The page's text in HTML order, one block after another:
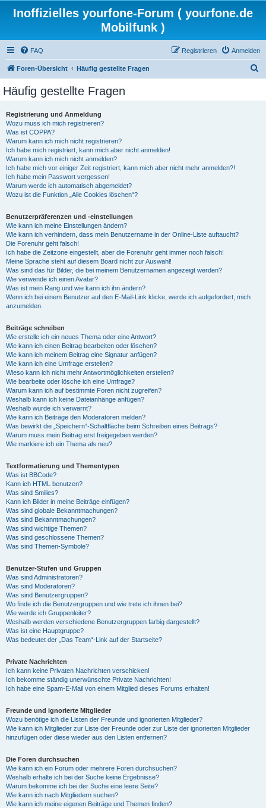
Inoffizielles yourfone-Forum ( yourfone.de
Mobilfunk )
FAQ Anmelden
Registrieren
Foren-Übersicht Häufig gestellte Fragen
Häufig gestellte Fragen
Registrierung und Anmeldung
Wozu muss ich mich registrieren?
Was ist COPPA?
Warum kann ich mich nicht registrieren?
Ich habe mich registriert, kann mich aber nicht anmelden!
Warum kann ich mich nicht anmelden?
Ich habe mich vor einiger Zeit registriert, kann mich aber nicht mehr anmelden?!
Ich habe mein Passwort vergessen!
Warum werde ich automatisch abgemeldet?
Wozu ist die Funktion „Alle Cookies löschen“?
Benutzerpräferenzen und -einstellungen
Wie kann ich meine Einstellungen ändern?
Wie kann ich verhindern, dass mein Benutzername in der Online-Liste auftaucht?
Die Forenuhr geht falsch!
Ich habe die Zeitzone eingestellt, aber die Forenuhr geht immer noch falsch!
Meine Sprache steht auf diesem Board nicht zur Auswahl!
Was sind das für Bilder, die bei meinem Benutzernamen angezeigt werden?
Wie verwende ich einen Avatar?
Was ist mein Rang und wie kann ich ihn ändern?
Wenn ich bei einem Benutzer auf den E-Mail-Link klicke, werde ich aufgefordert, mich
anzumelden.
Beiträge schreiben
Wie erstelle ich ein neues Thema oder eine Antwort?
Wie kann ich einen Beitrag bearbeiten oder löschen?
Wie kann ich meinem Beitrag eine Signatur anfügen?
Wie kann ich eine Umfrage erstellen?
Wieso kann ich nicht mehr Antwortmöglichkeiten erstellen?
Wie bearbeite oder lösche ich eine Umfrage?
Warum kann ich auf bestimmte Foren nicht zugreifen?
Weshalb kann ich keine Dateianhänge anfügen?
Weshalb wurde ich verwarnt?
Wie kann ich Beiträge den Moderatoren melden?
Was bewirkt die „Speichern“-Schaltfläche beim Schreiben eines Beitrags?
Warum muss mein Beitrag erst freigegeben werden?
Wie markiere ich ein Thema als neu?
Textformatierung und Thementypen
Was ist BBCode?
Kann ich HTML benutzen?
Was sind Smilies?
Kann ich Bilder in meine Beiträge einfügen?
Was sind globale Bekanntmachungen?
Was sind Bekanntmachungen?
Was sind wichtige Themen?
Was sind geschlossene Themen?
Was sind Themen-Symbole?
Benutzer-Stufen und Gruppen
Was sind Administratoren?
Was sind Moderatoren?
Was sind Benutzergruppen?
Wo finde ich die Benutzergruppen und wie trete ich ihnen bei?
Wie werde ich Gruppenleiter?
Weshalb werden verschiedene Benutzergruppen farbig dargestellt?
Was ist eine Hauptgruppe?
Was bedeutet der „Das Team“-Link auf der Startseite?
Private Nachrichten
Ich kann keine Privaten Nachrichten verschicken!
Ich bekomme ständig unerwünschte Private Nachrichten!
Ich habe eine Spam-E-Mail von einem Mitglied dieses Forums erhalten!
Freunde und ignorierte Mitglieder
Wozu benötige ich die Listen der Freunde und ignorierten Mitglieder?
Wie kann ich Mitglieder zur Liste der Freunde oder zur Liste der ignorierten Mitglieder
hinzufügen oder diese wieder aus den Listen entfernen?
Die Foren durchsuchen
Wie kann ich ein Forum oder mehrere Foren durchsuchen?
Weshalb erhalte ich bei der Suche keine Ergebnisse?
Warum bekomme ich bei der Suche eine leere Seite?
Wie kann ich nach Mitgliedern suchen?
Wie kann ich meine eigenen Beiträge und Themen finden?